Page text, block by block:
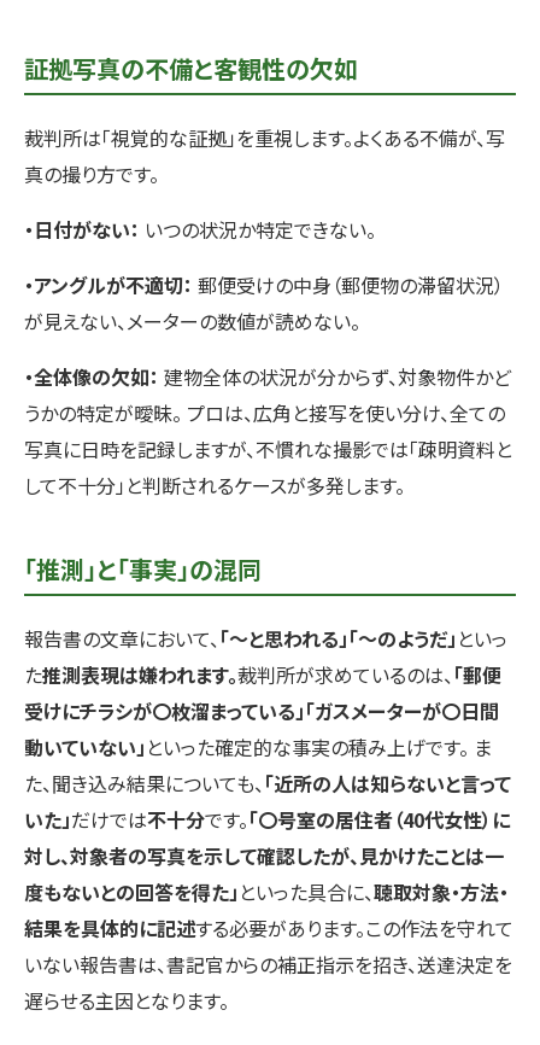
証拠写真の不備と客観性の欠如
裁判所は「視覚的な証拠」を重視します。よくある不備が、写
真の撮り方です。
・日付がない： いつの状況か特定できない。
・アングルが不適切： 郵便受けの中身（郵便物の滞留状況）
が見えない、メーターの数値が読めない。
・全体像の欠如： 建物全体の状況が分からず、対象物件かど
うかの特定が曖昧。 プロは、広角と接写を使い分け、全ての
写真に日時を記録しますが、不慣れな撮影では「疎明資料と
して不十分」と判断されるケースが多発します。
「推測」と「事実」の混同
報告書の文章において、「〜と思われる」「〜のようだ」 といっ
た推測表現は嫌われます。裁判所が求めているのは、「郵便
受けにチラシが〇枚溜まっている」「ガスメーターが〇日間
動いていない」 といった確定的な事実の積み上げです。 ま
た、聞き込み結果についても、「近所の人は知らないと言って
いた」だけでは不十分です。「〇号室の居住者（40代女性）に
対し、対象者の写真を示して確認したが、見かけたことは一
度もないとの回答を得た」 といった具合に、聴取対象・方法・
結果を具体的に記述する必要があります。この作法を守れて
いない報告書は、書記官からの補正指示を招き、送達決定を
遅らせる主因となります。